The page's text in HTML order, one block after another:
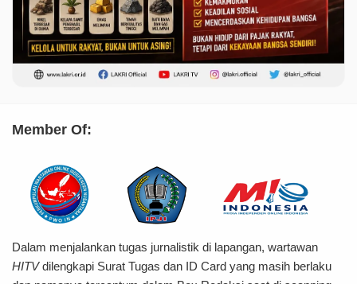
Member Of:
Dalam menjalankan tugas jurnalistik di lapangan, wartawan
HITVdilengkapi Surat Tugas dan ID Card yang masih berlaku